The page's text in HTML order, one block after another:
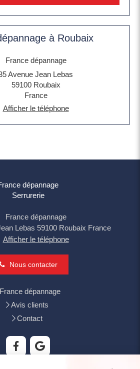
à Roubaix
France dépannage
Avenue Jean Lebas
59100 Roubaix
France
Afficher le téléphone
dépannage
Serrurerie
France dépannage
Lebas 59100 Roubaix France
Afficher le téléphone
Nous contacter
France dépannage
Avis clients
Contact